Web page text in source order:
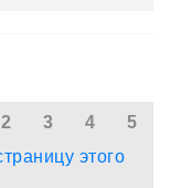
2 3 4 5